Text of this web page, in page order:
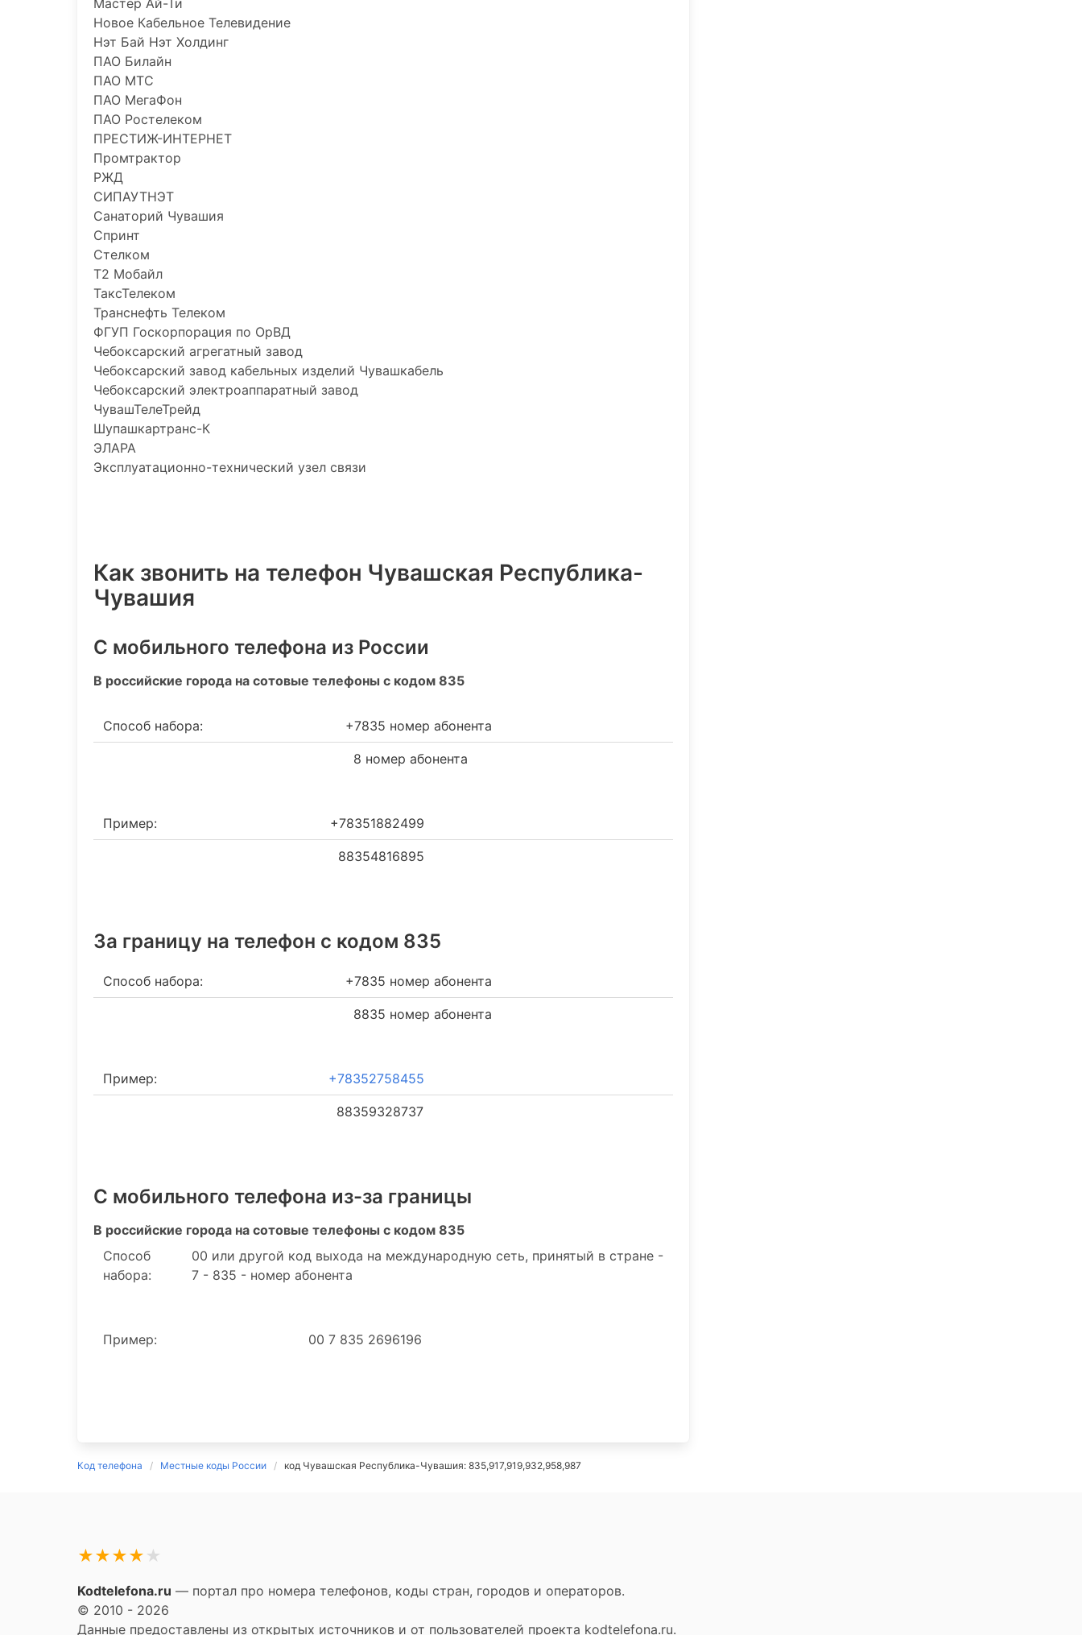
Новое Кабельное Телевидение
Нэт Бай Нэт Холдинг
ПАО Билайн
ПАО МТС
ПАО МегаФон
ПАО Ростелеком
ПРЕСТИЖ-ИНТЕРНЕТ
Промтрактор
РЖД
СИПАУТНЭТ
Санаторий Чувашия
Спринт
Стелком
Т2 Мобайл
ТаксТелеком
Транснефть Телеком
ФГУП Госкорпорация по ОрВД
Чебоксарский агрегатный завод
Чебоксарский завод кабельных изделий Чувашкабель
Чебоксарский электроаппаратный завод
ЧувашТелеТрейд
Шупашкартранс-К
ЭЛАРА
Эксплуатационно-технический узел связи
Как звонить на телефон Чувашская Республика-
Чувашия
С мобильного телефона из России
В российские города на сотовые телефоны с кодом 835
Способ набора: +7835 номер абонента
8 номер абонента
Пример: +78351882499
88354816895
За границу на телефон c кодом 835
Способ набора: +7835 номер абонента
8835 номер абонента
Пример: +78352758455
88359328737
С мобильного телефона из-за границы
В российские города на сотовые телефоны с кодом 835
Способ
набора:
00 или другой код выхода на международную сеть, принятый в стране -
7 - 835 - номер абонента
Пример: 00 7 835 2696196
Код телефона Местные коды России код Чувашская Республика-Чувашия: 835,917,919,932,958,987
★
★
★
★
★
Kodtelefona.ru — портал про номера телефонов, коды стран, городов и операторов.
© 2010 - 2026
Данные предоставлены из открытых источников и от пользователей проекта kodtelefona.ru.